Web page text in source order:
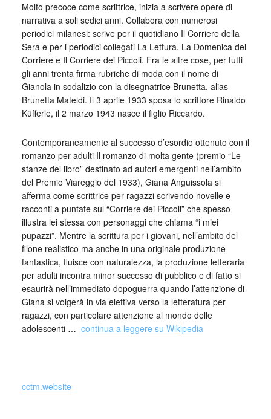
Molto precoce come scrittrice, inizia a scrivere opere di
narrativa a soli sedici anni. Collabora con numerosi
periodici milanesi: scrive per il quotidiano Il Corriere della
Sera e per i periodici collegati La Lettura, La Domenica del
Corriere e Il Corriere dei Piccoli. Fra le altre cose, per tutti
gli anni trenta firma rubriche di moda con il nome di
Gianola in sodalizio con la disegnatrice Brunetta, alias
Brunetta Mateldi. Il 3 aprile 1933 sposa lo scrittore Rinaldo
Küfferle, il 2 marzo 1943 nasce il figlio Riccardo.
Contemporaneamente al successo d’esordio ottenuto con il
romanzo per adulti Il romanzo di molta gente (premio “Le
stanze del libro” destinato ad autori emergenti nell’ambito
del Premio Viareggio del 1933), Giana Anguissola si
afferma come scrittrice per ragazzi scrivendo novelle e
racconti a puntate sul “Corriere dei Piccoli” che spesso
illustra lei stessa con personaggi che chiama “i miei
pupazzi”. Mentre la scrittura per i giovani, nell’ambito del
filone realistico ma anche in una originale produzione
fantastica, fluisce con naturalezza, la produzione letteraria
per adulti incontra minor successo di pubblico e di fatto si
esaurirà nell’immediato dopoguerra quando l’attenzione di
Giana si volgerà in via elettiva verso la letteratura per
ragazzi, con particolare attenzione al mondo delle
adolescenti … continua a leggere su Wikipedia
cctm.website